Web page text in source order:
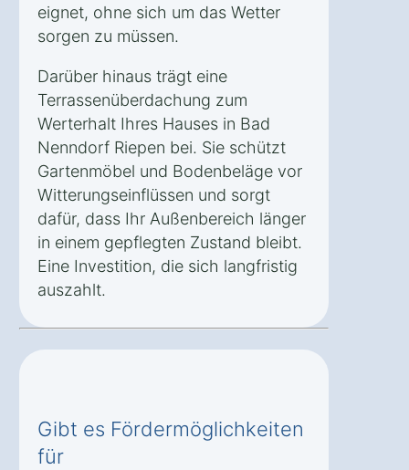
eignet, ohne sich um das Wetter
sorgen zu müssen.
Darüber hinaus trägt eine
Terrassenüberdachung zum
Werterhalt Ihres Hauses in Bad
Nenndorf Riepen bei. Sie schützt
Gartenmöbel und Bodenbeläge vor
Witterungseinflüssen und sorgt
dafür, dass Ihr Außenbereich länger
in einem gepflegten Zustand bleibt.
Eine Investition, die sich langfristig
auszahlt.
Gibt es Fördermöglichkeiten
für